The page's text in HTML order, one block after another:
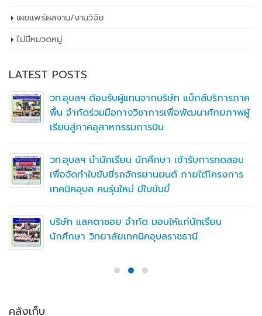
เผยเเพร่ผลงาน/งานวิจัย
ไม่มีหมวดหมู่
LATEST POSTS
วท.อุบลฯ ต้อนรับผู้แทนจากบริษัท แบ็กส์บริการภาค
พื้น จำกัดร่วมมือทางวิชาการเพื่อพัฒนาศักยภาพผู้
เรียนสู่ภาคอุสาหกรรมการบิน
วท.อุบลฯ นำนักเรียน นักศึกษา เข้ารับการทดสอบ
เพื่อจัดทำใบขับขี่รถจักรยานยนต์ ภายใต้โครงการ
เทคนิคอุบล คนรุ่นใหม่ มีใบขับขี่
บริษัท แลคตาซอย จำกัด มอบให้แก่นักเรียน
นักศึกษา วิทยาลัยเทคนิคอุบลราชธานี
คลังเก็บ